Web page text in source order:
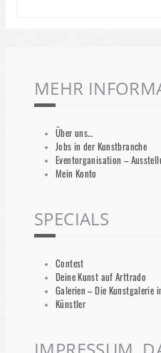
MEHR
Über uns…
Jobs in der Kunstbranche
Eventorganisation –
Mein Konto
SPECIALS
Contest
Deine Kunst auf Arttrado
Galerien – Die Kunstgalerie
Künstler